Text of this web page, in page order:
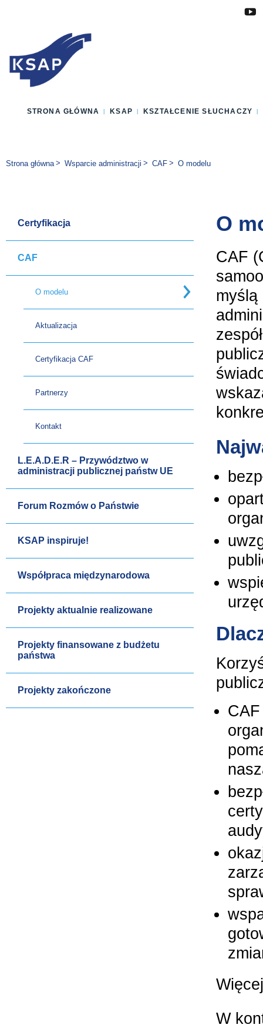
STRONA GŁÓWNA KSAP KSZTAŁCENIE SŁUCHACZY
Jesteś tutaj:
Strona główna Wsparcie administracji CAF O modelu
Certyfikacja
CAF
O modelu
Aktualizacja
Certyfikacja CAF
Partnerzy
Kontakt
L.E.A.D.E.R – Przywództwo w
administracji publicznej państw UE
Forum Rozmów o Państwie
KSAP inspiruje!
Współpraca międzynarodowa
Projekty aktualnie realizowane
Projekty finansowane z budżetu
państwa
Projekty zakończone
O
CAF
myślą
W